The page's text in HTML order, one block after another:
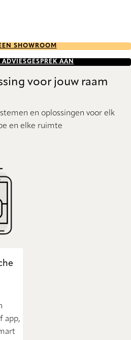
SHOWROOM
AAN
voor jouw raam
en oplossingen voor elk
en elke ruimte
app,